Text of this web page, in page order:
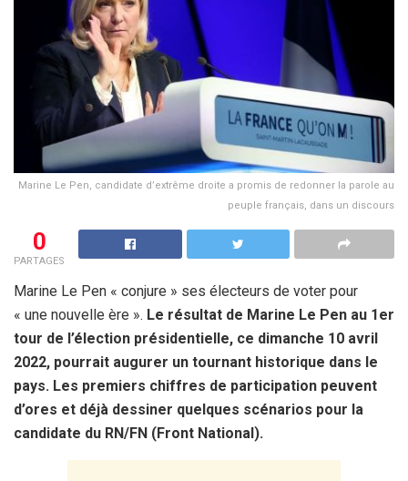
Marine Le Pen, candidate d’extrême droite a promis de redonner la parole au
peuple français, dans un discours
0
PARTAGES
Marine Le Pen « conjure » ses électeurs de voter pour
« une nouvelle ère ». Le résultat de Marine Le Pen au 1er
tour de l’élection présidentielle, ce dimanche 10 avril
2022, pourrait augurer un tournant historique dans le
pays. Les premiers chiffres de participation peuvent
d’ores et déjà dessiner quelques scénarios pour la
candidate du RN/FN (Front National).